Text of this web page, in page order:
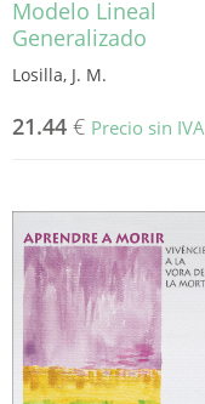
Modelo Lineal
Generalizado
Losilla, J. M.
21.44 € Precio sin IVA